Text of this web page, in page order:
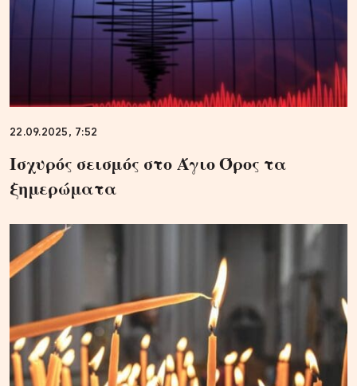
22.09.2025, 7:52
Ισχυρός σεισμός στο Άγιο Όρος τα
ξημερώματα